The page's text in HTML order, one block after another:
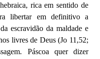
rica em sentido de
libertar em definitivo a
escravidão da maldade e
livres de Deus (Jo 11,52;
Páscoa quer dizer